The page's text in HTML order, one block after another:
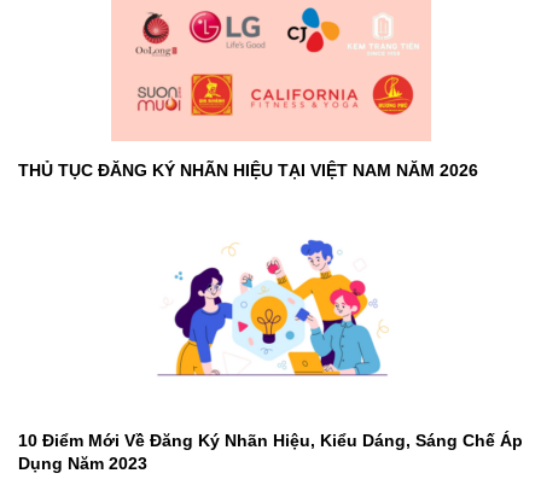
THỦ TỤC ĐĂNG KÝ NHÃN HIỆU TẠI VIỆT NAM NĂM 2026
10 Điểm Mới Về Đăng Ký Nhãn Hiệu, Kiểu Dáng, Sáng Chế Áp
Dụng Năm 2023